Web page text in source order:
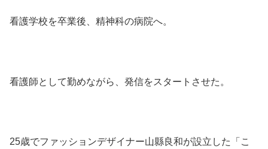
看護学校を卒業後、精神科の病院へ。
看護師として勤めながら、発信をスタートさせた。
25歳でファッションデザイナー山縣良和が設立した「こ